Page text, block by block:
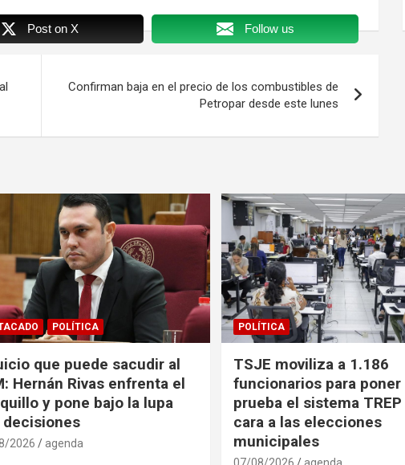
Post on X Follow us
Confirman baja en el precio de los combustibles de
Petropar desde este lunes
POLÍTICA
que puede sacudir al
Hernán Rivas enfrenta el
y pone bajo la lupa
decisiones
2026 agenda
POLÍTICA
TSJE moviliza a 1.186
funcionarios para poner
prueba el sistema TREP
cara a las elecciones
municipales
07/08/2026 agenda